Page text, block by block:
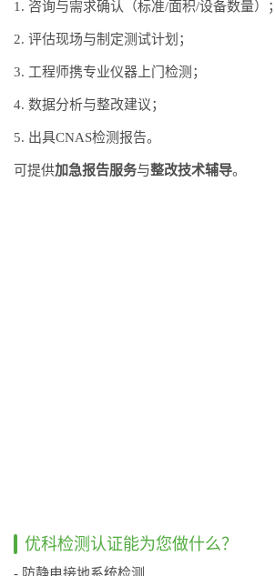
1. 咨询与需求确认（标准/面积/设备数量）；
2. 评估现场与制定测试计划；
3. 工程师携专业仪器上门检测；
4. 数据分析与整改建议；
5. 出具CNAS检测报告。
可提供加急报告服务与整改技术辅导。
优科检测认证能为您做什么？